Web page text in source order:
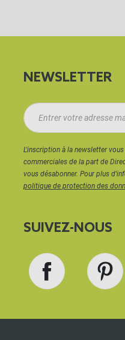
NEWSLETTER
L'inscription à la newsletter
commerciales de la part de
vous désabonner. Pour plus
politique de protection des
SUIVEZ-NOUS